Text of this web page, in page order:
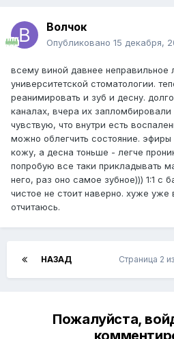
Волчок
Опубликовано 15 декабря,
всему виной давнее неправильное
университетской стоматологии.
реанимировать и зуб и десну.
каналах, вчера их
чувствую, что внутри есть
можно облегчить состояние.
кожу, а десна тоньше - легче
попробую все таки прикладывать
него, раз оно самое зубное))) 1:1 с
чистое не стоит наверно. хуже уже
отчитаюсь.
НАЗАД Страница 2
Пожалуйста,